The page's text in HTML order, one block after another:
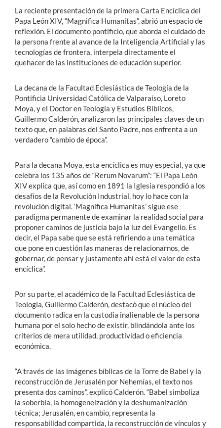
La reciente presentación de la primera Carta Encíclica del
Papa León XIV, “Magnifica Humanitas”, abrió un espacio de
reflexión. El documento pontificio, que aborda el cuidado de
la persona frente al avance de la Inteligencia Artificial y las
tecnologías de frontera, interpela directamente el
quehacer de las instituciones de educación superior.
La decana de la Facultad Eclesiástica de Teología de la
Pontificia Universidad Católica de Valparaíso, Loreto
Moya, y el Doctor en Teología y Estudios Bíblicos,
Guillermo Calderón, analizaron las principales claves de un
texto que, en palabras del Santo Padre, nos enfrenta a un
verdadero “cambio de época”.
Para la decana Moya, esta encíclica es muy especial, ya que
celebra los 135 años de “Rerum Novarum”: “El Papa León
XIV explica que, así como en 1891 la Iglesia respondió a los
desafíos de la Revolución Industrial, hoy lo hace con la
revolución digital. ‘Magnifica Humanitas’ sigue ese
paradigma permanente de examinar la realidad social para
proponer caminos de justicia bajo la luz del Evangelio. Es
decir, el Papa sabe que se está refiriendo a una temática
que pone en cuestión las maneras de relacionarnos, de
gobernar, de pensar y justamente ahí está el valor de esta
encíclica”.
Por su parte, el académico de la Facultad Eclesiástica de
Teología, Guillermo Calderón, destacó que el núcleo del
documento radica en la custodia inalienable de la persona
humana por el solo hecho de existir, blindándola ante los
criterios de mera utilidad, productividad o eficiencia
económica.
“A través de las imágenes bíblicas de la Torre de Babel y la
reconstrucción de Jerusalén por Nehemías, el texto nos
presenta dos caminos”, explicó Calderón. “Babel simboliza
la soberbia, la homogeneización y la deshumanización
técnica; Jerusalén, en cambio, representa la
responsabilidad compartida, la reconstrucción de vínculos y